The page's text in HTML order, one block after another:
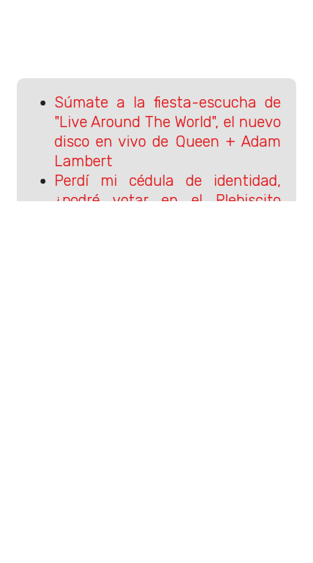
Súmate a la fiesta-escucha de
"Live Around The World", el nuevo
disco en vivo de Queen + Adam
Lambert
Perdí mi cédula de identidad,
¿podré votar en el Plebiscito